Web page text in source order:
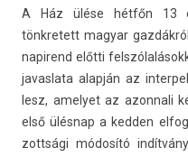
A Ház ülése hétfőn 13
tönkretett magyar
napirend előtti
javas­lata alapján az
lesz, amelyet az azon­nali
első ülésnap a kedd­en
zottsági módosító